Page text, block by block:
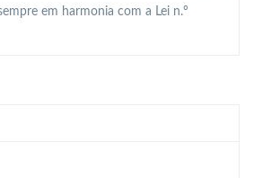
em harmonia com a Lei n.º